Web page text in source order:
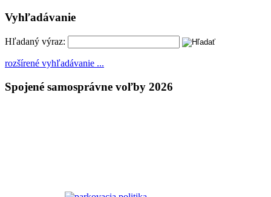
Vyhľadávanie
Hľadaný výraz:
rozšírené vyhľadávanie ...
Spojené samosprávne voľby 2026